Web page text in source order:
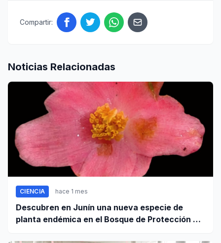
Compartir:
Noticias Relacionadas
CIENCIA hace 1 mes
Descubren en Junín una nueva especie de
planta endémica en el Bosque de Protección Pui